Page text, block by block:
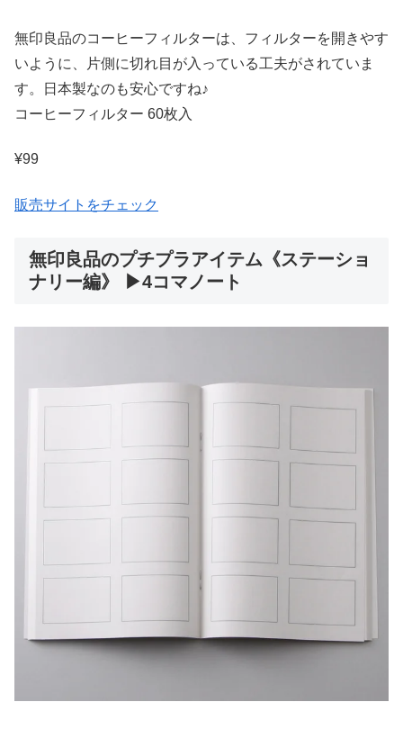
無印良品のコーヒーフィルターは、フィルターを開きやす
いように、片側に切れ目が入っている工夫がされていま
す。日本製なのも安心ですね♪
コーヒーフィルター 60枚入
¥99
販売サイトをチェック
無印良品のプチプラアイテム《ステーショ
ナリー編》 ▶4コマノート